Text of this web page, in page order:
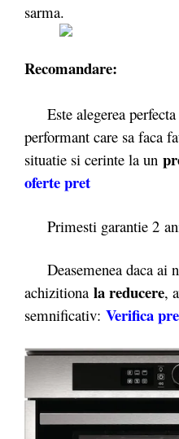
sarma.
Recomandare:
Este alegerea
performant care sa faca
situatie si cerinte la un
oferte pret
Primesti garantie 2
Deasemenea daca ai
achizitiona la reducere,
semnificativ: Verifica